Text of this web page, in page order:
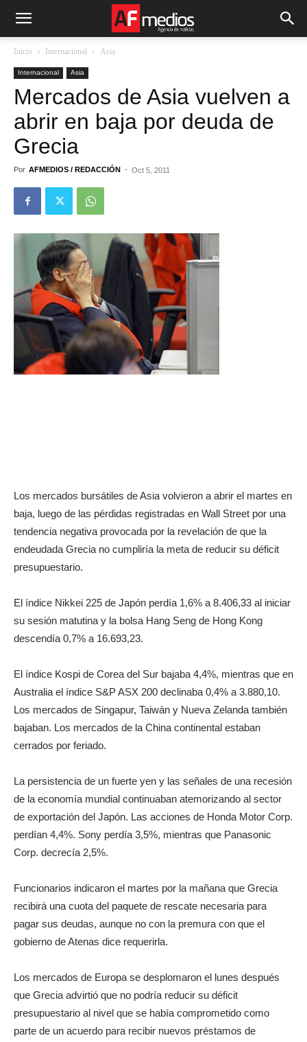
Inicio Internacional Asia
Internacional Asia
Mercados de Asia vuelven a
abrir en baja por deuda de
Grecia
Por AFMEDIOS / REDACCIÓN - Oct 5, 2011
Los mercados bursátiles de Asia volvieron a abrir el martes en
baja, luego de las pérdidas registradas en Wall Street por una
tendencia negativa provocada por la revelación de que la
endeudada Grecia no cumpliría la meta de reducir su déficit
presupuestario.
El índice Nikkei 225 de Japón perdía 1,6% a 8.406,33 al iniciar
su sesión matutina y la bolsa Hang Seng de Hong Kong
descendía 0,7% a 16.693,23.
El índice Kospi de Corea del Sur bajaba 4,4%, mientras que en
Australia el índice S&P ASX 200 declinaba 0,4% a 3.880,10.
Los mercados de Singapur, Taiwán y Nueva Zelanda también
bajaban. Los mercados de la China continental estaban
cerrados por feriado.
La persistencia de un fuerte yen y las señales de una recesión
de la economía mundial continuaban atemorizando al sector
de exportación del Japón. Las acciones de Honda Motor Corp.
perdían 4,4%. Sony perdía 3,5%, mientras que Panasonic
Corp. decrecía 2,5%.
Funcionarios indicaron el martes por la mañana que Grecia
recibirá una cuota del paquete de rescate necesaria para
pagar sus deudas, aunque no con la premura con que el
gobierno de Atenas dice requerirla.
Los mercados de Europa se desplomaron el lunes después
que Grecia advirtió que no podría reducir su déficit
presupuestario al nivel que se había comprometido como
parte de un acuerdo para recibir nuevos préstamos de